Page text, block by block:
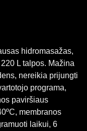
hidromasažas,
L talpos. Mažina
nereikia prijungti
programa,
paviršiaus
membranos
laikui, 6